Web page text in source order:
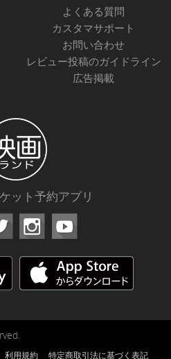
よくある質問
カスタマサポート
お問い合わせ
レビュー投稿のガイドライン
広告掲載
ット予約アプリ
Instagram
利用規約 特定商取引法に基づく表記